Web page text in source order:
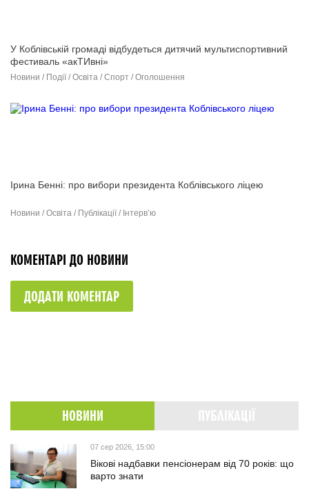
У Коблівській громаді відбудеться дитячий мультиспортивний
фестиваль «акТИвні»
Новини / Події / Освіта / Спорт / Оголошення
Ірина Бенні: про вибори президента Коблівського ліцею
Новини / Освіта / Публікації / Інтерв’ю
КОМЕНТАРІ ДО НОВИНИ
ДОДАТИ КОМЕНТАР
НОВИНИ
07 сер 2026, 15:00
Вікові надбавки пенсіонерам від 70 років: що
варто знати